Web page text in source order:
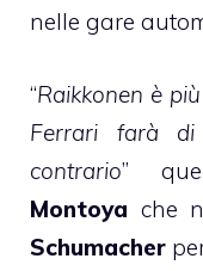
nelle gare
“Raikkonen è
Ferrari farà
contrario”
Montoya che
Schumacher